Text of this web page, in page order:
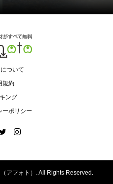
ついて
規約
ング
ーポリシー
アフォト）. All Rights Reserved.